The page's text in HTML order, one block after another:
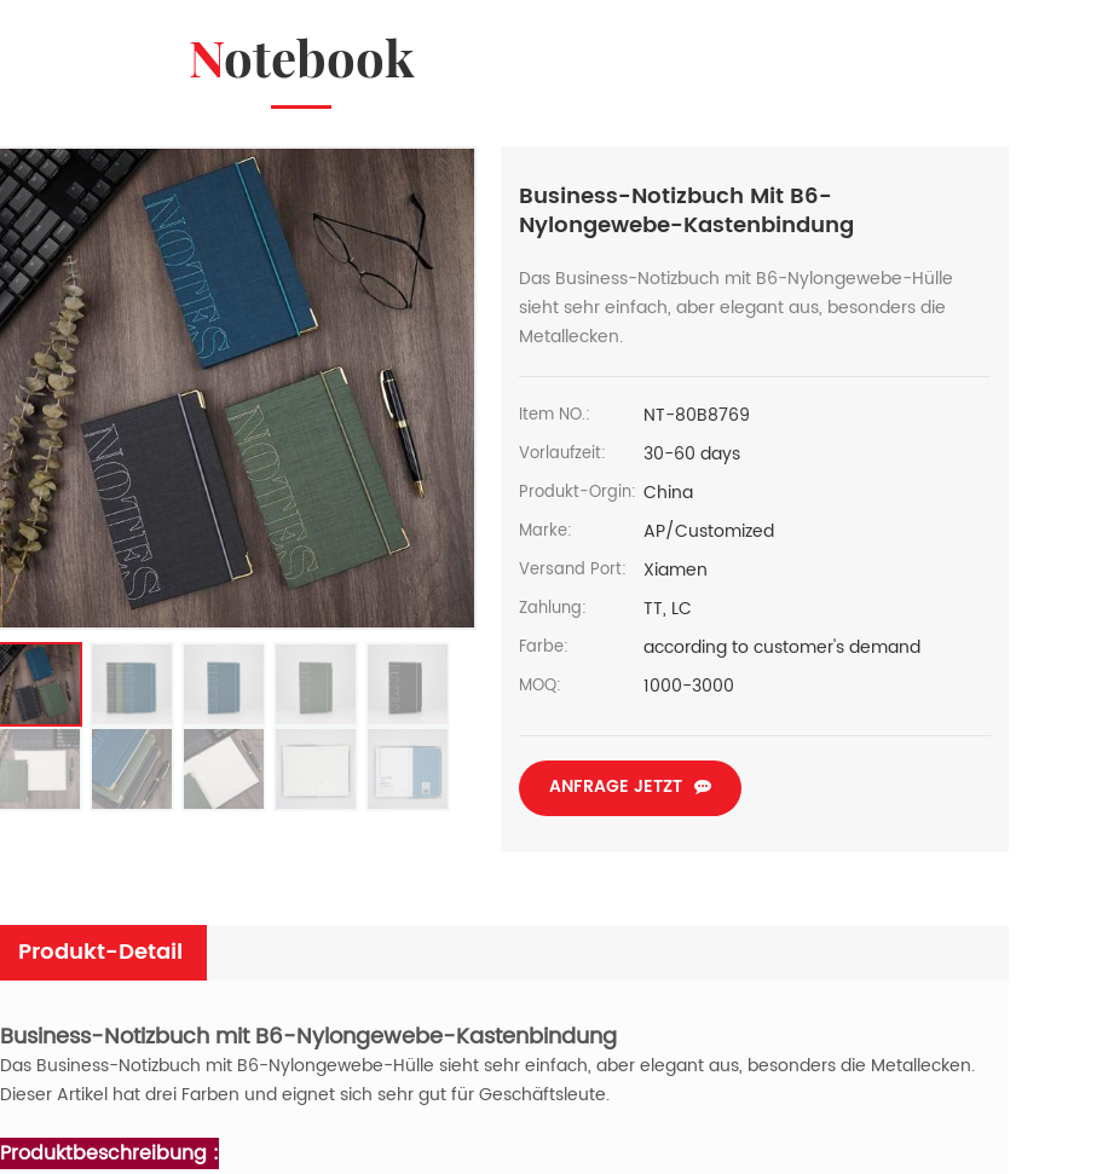
Notebook
Business-Notizbuch Mit B6-
Nylongewebe-Kastenbindung
Das Business-Notizbuch mit B6-Nylongewebe-Hülle
sieht sehr einfach, aber elegant aus, besonders die
Metallecken.
Item NO.: NT-80B8769
Vorlaufzeit: 30-60 days
Produkt-Orgin: China
Marke: AP/Customized
Versand Port: Xiamen
Zahlung: TT, LC
Farbe: according to customer's demand
MOQ: 1000-3000
ANFRAGE JETZT
Produkt-Detail
Business-Notizbuch mit B6-Nylongewebe-Kastenbindung
Das Business-Notizbuch mit B6-Nylongewebe-Hülle sieht sehr einfach, aber elegant aus, besonders die Metallecken.
Dieser Artikel hat drei Farben und eignet sich sehr gut für Geschäftsleute.
Produktbeschreibung :